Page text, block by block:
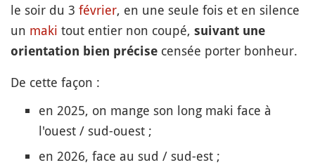
le soir du 3 février, en une seule fois et en silence
un maki tout entier non coupé, suivant une
orientation bien précise censée porter bonheur.
De cette façon :
en 2025, on mange son long maki face à
l'ouest / sud-ouest ;
en 2026, face au sud / sud-est ;